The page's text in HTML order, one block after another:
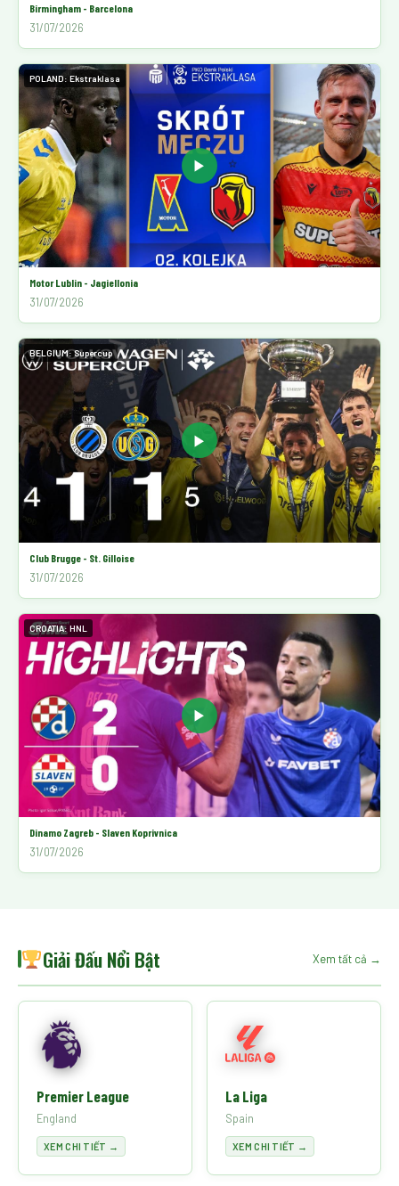
Birmingham - Barcelona
31/07/2026
▶
POLAND: Ekstraklasa
Motor Lublin - Jagiellonia
31/07/2026
▶
BELGIUM: Supercup
Club Brugge - St. Gilloise
31/07/2026
▶
CROATIA: HNL
Dinamo Zagreb - Slaven Koprivnica
31/07/2026
Giải Đấu Nổi Bật Xem tất cả →
Premier League
England
XEM CHI TIẾT →
La Liga
Spain
XEM CHI TIẾT →